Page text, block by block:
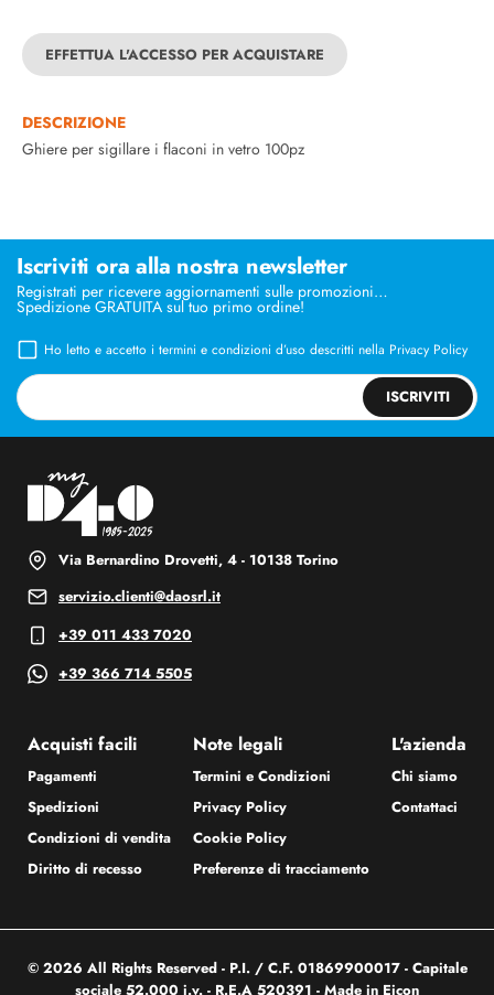
EFFETTUA L'ACCESSO PER ACQUISTARE
DESCRIZIONE
Ghiere per sigillare i flaconi in vetro 100pz
Iscriviti ora alla nostra newsletter
Registrati per ricevere aggiornamenti sulle promozioni…
Spedizione GRATUITA sul tuo primo ordine!
Ho letto e accetto i termini e condizioni d’uso descritti nella Privacy Policy
ISCRIVITI
Via Bernardino Drovetti, 4 - 10138 Torino
servizio.clienti@daosrl.it
+39 011 433 7020
+39 366 714 5505
Acquisti facili
Pagamenti
Spedizioni
Condizioni di vendita
Diritto di recesso
Note legali
Termini e Condizioni
Privacy Policy
Cookie Policy
Preferenze di tracciamento
L'azienda
Chi siamo
Contattaci
© 2026 All Rights Reserved - P.I. / C.F. 01869900017 - Capitale
sociale 52.000 i.v. - R.E.A 520391 - Made in Eicon